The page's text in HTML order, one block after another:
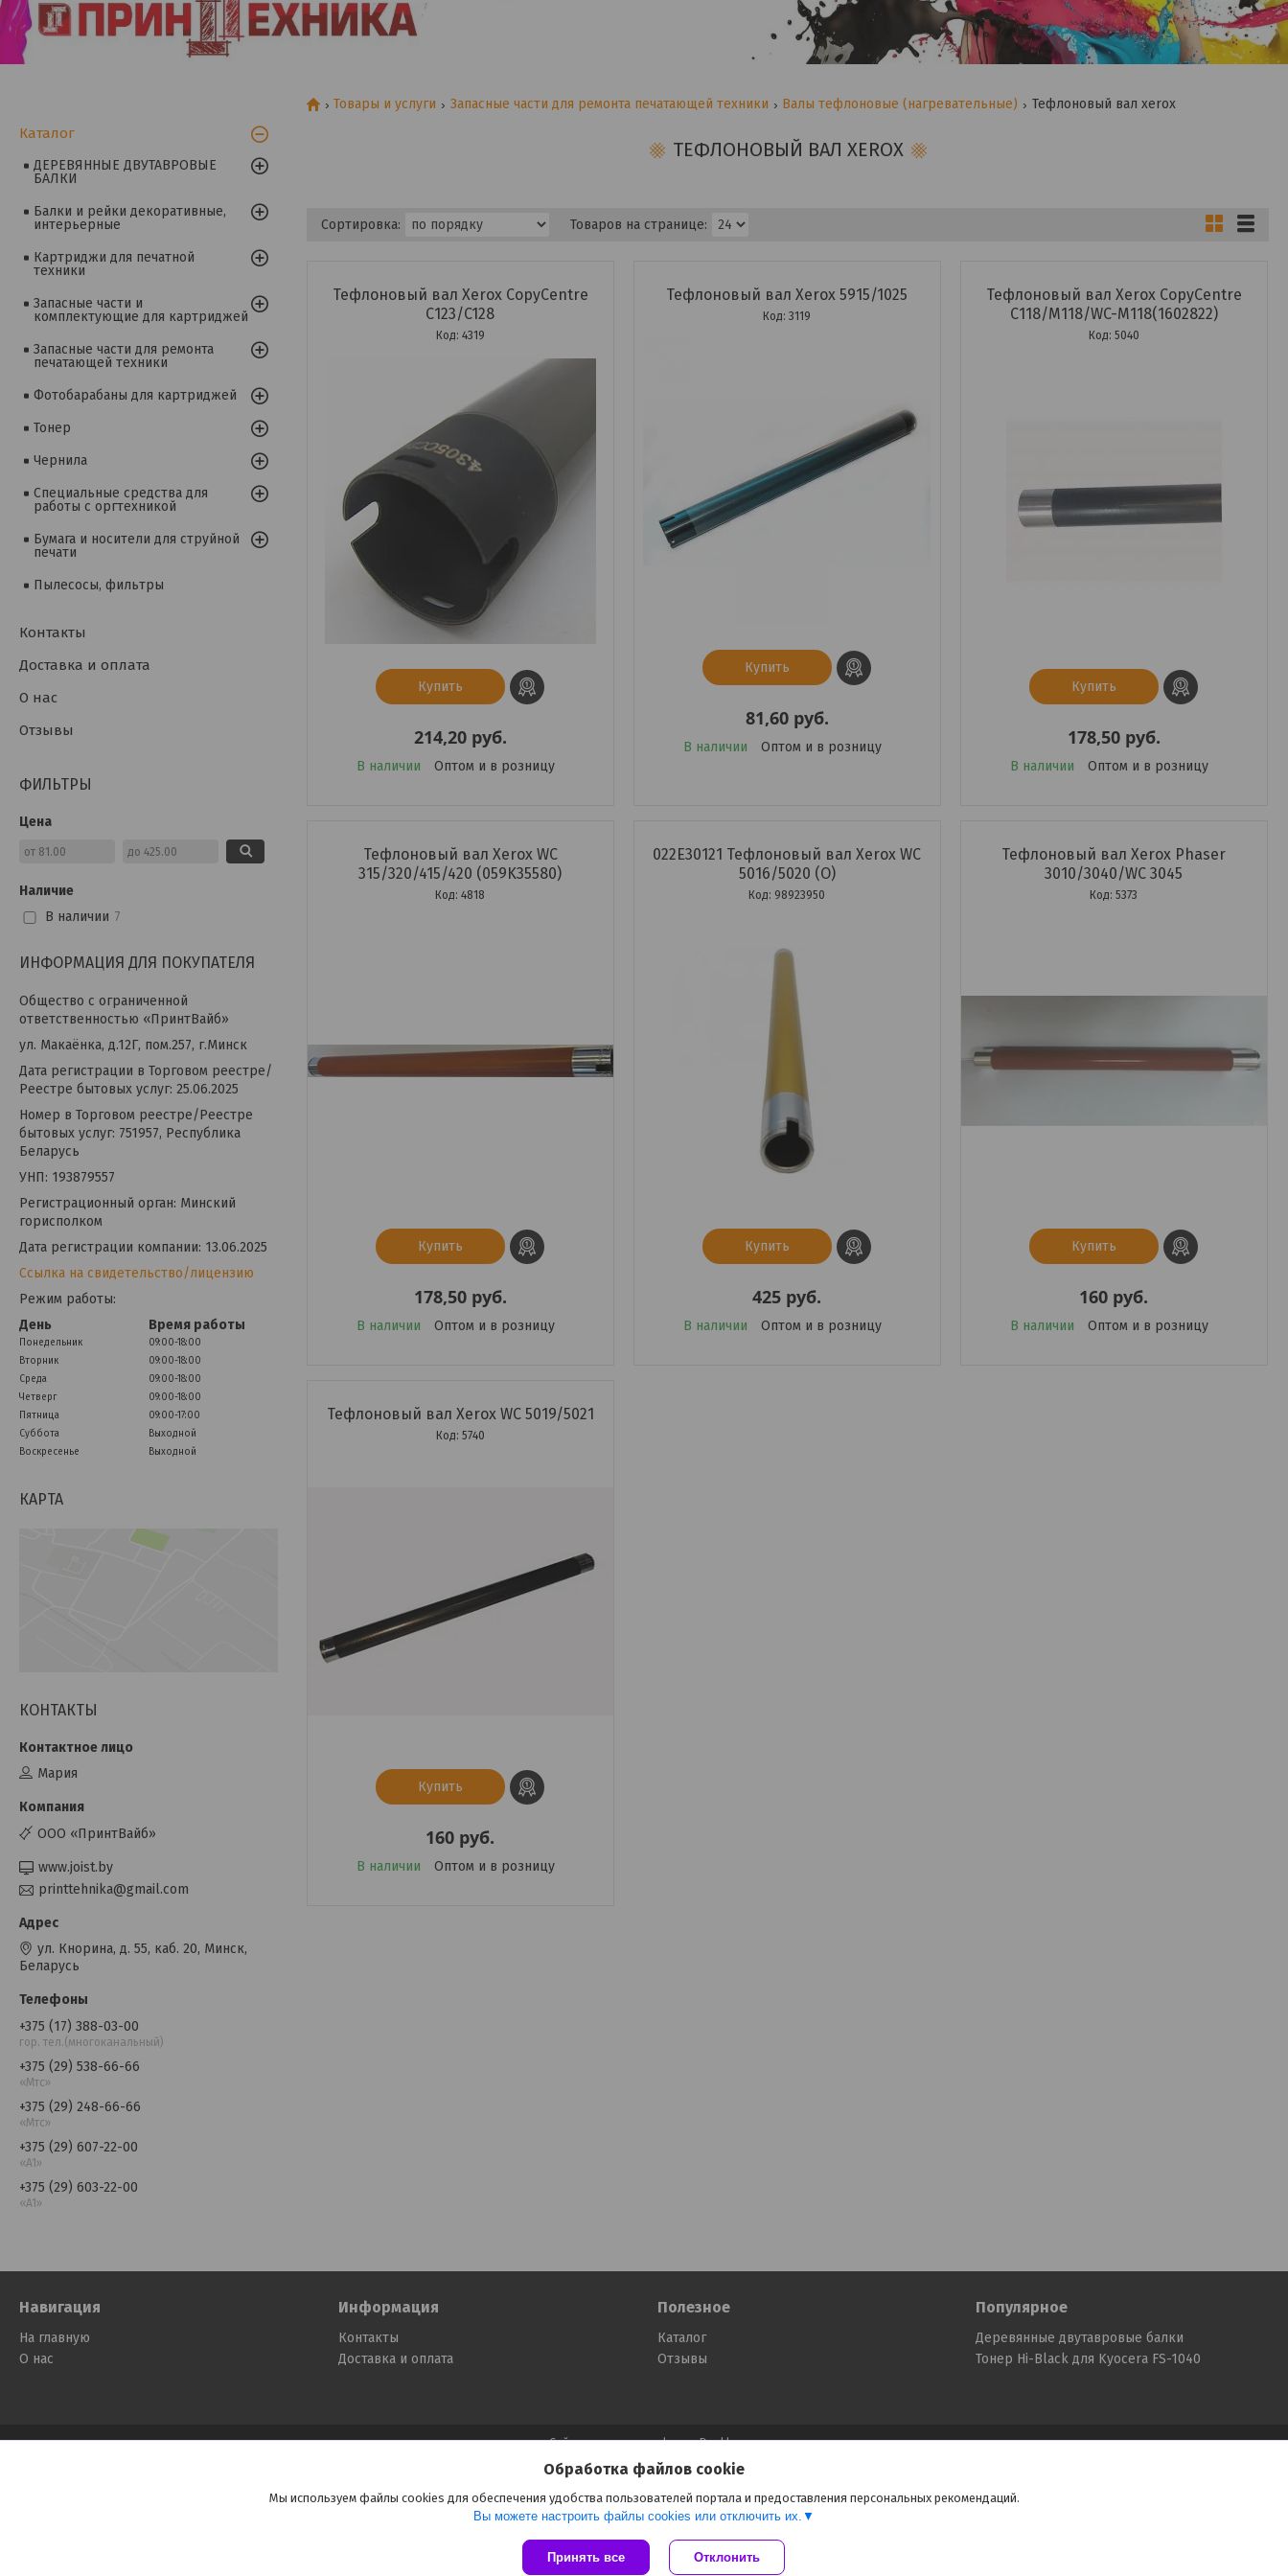
Товары и услуги Запасные части для ремонта печатающей техники Валы тефлоновые (нагревательные) Тефлоновый вал xerox
ТЕФЛОНОВЫЙ ВАЛ XEROX
Тефлоновый вал Xerox CopyCentre
С123/C128
4319
Купить
214,20 руб.
В наличии Оптом и в розницу
Тефлоновый вал Xerox 5915/1025
3119
Купить
81,60 руб.
В наличии Оптом и в розницу
Тефлоновый вал Xerox CopyCentre
С118/М118/WC-M118(1602822)
5040
Купить
178,50 руб.
В наличии Оптом и в розницу
Тефлоновый вал Xerox WC
315/320/415/420 (059K35580)
4818
Купить
178,50 руб.
В наличии Оптом и в розницу
022E30121 Тефлоновый вал Xerox WC
5016/5020 (O)
98923950
Купить
425 руб.
В наличии Оптом и в розницу
Тефлоновый вал Xerox Phaser
3010/3040/WC 3045
5373
Купить
160 руб.
В наличии Оптом и в розницу
Тефлоновый вал Xerox WC 5019/5021
5740
Купить
160 руб.
В наличии Оптом и в розницу
Каталог
ДЕРЕВЯННЫЕ ДВУТАВРОВЫЕ
БАЛКИ
Балки и рейки декоративные,
интерьерные
Картриджи для печатной
техники
Запасные части и
комплектующие для картриджей
Запасные части для ремонта
печатающей техники
Фотобарабаны для картриджей
Тонер
Чернила
Специальные средства для
работы с оргтехникой
Бумага и носители для струйной
печати
Пылесосы, фильтры
Контакты
Доставка и оплата
О нас
Отзывы
ФИЛЬТРЫ
Цена
Наличие
В наличии 7
ИНФОРМАЦИЯ ДЛЯ ПОКУПАТЕЛЯ
Общество с ограниченной
ответственностью «ПринтВайб»
ул. Макаёнка, д.12Г, пом.257, г.Минск
Дата регистрации в Торговом реестре/
Реестре бытовых услуг: 25.06.2025
Номер в Торговом реестре/Реестре
бытовых услуг: 751957, Республика
Беларусь
УНП: 193879557
Регистрационный орган: Минский
горисполком
Дата регистрации компании: 13.06.2025
Ссылка на свидетельство/лицензию
Режим работы:
День
Время работы
Понедельник
09:00-18:00
Вторник
09:00-18:00
Среда
09:00-18:00
Четверг
09:00-18:00
Пятница
09:00-17:00
Суббота
Выходной
Воскресенье
Выходной
КАРТА
КОНТАКТЫ
Мария
ООО «ПринтВайб»
www.joist.by
printtehnika@gmail.com
ул. Кнорина, д. 55, каб. 20, Минск,
Беларусь
+375 (17) 388-03-00
гор. тел.(многоканальный)
+375 (29) 538-66-66
«Мтс»
+375 (29) 248-66-66
«Мтс»
+375 (29) 607-22-00
«A1»
+375 (29) 603-22-00
«A1»
Навигация
На главную
О нас
Информация
Контакты
Доставка и оплата
Полезное
Каталог
Отзывы
Популярное
Деревянные двутавровые балки
Тонер Hi-Black для Kyocera FS-1040
Сайт создан на платформе Deal.by
Политика обработки файлов cookies
Обработка файлов cookie
Мы используем файлы cookies для обеспечения удобства пользователей портала и предоставления персональных рекомендаций.
Вы можете настроить файлы cookies или отключить их.
Принять все Отклонить
ООО «ПринтВайб» | Пожаловаться на контент
Select Language ▼